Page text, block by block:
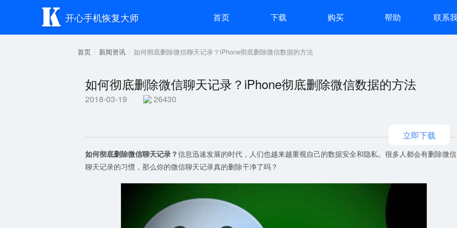
 开心手机恢复大师 首页 下载 购买 帮助 联系
首页 新闻资讯 如何彻底删除微信聊天记录？iPhone彻底删除微信数据的方法
如何彻底删除微信聊天记录？iPhone彻底删除微信数据的方法
2018-03-19 26430
立即下载
如何彻底删除微信聊天记录？信息迅速发展的时代，人们也越来越重视自己的数据安全和隐私。很多人都会有删除微信
聊天记录的习惯，那么你的微信聊天记录真的删除干净了吗？